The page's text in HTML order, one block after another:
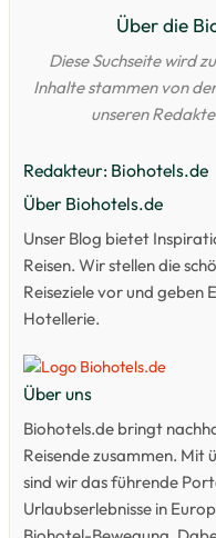
Über die
Diese Suchseite wird
Inhalte stammen von
unseren
Redakteur: Biohotels.de
Über Biohotels.de
Unser Blog bietet
Reisen. Wir stellen die
Reiseziele vor und geben
Hotellerie.
Über uns
Biohotels.de bringt
Reisende zusammen. Mit
sind wir das führende
Urlaubserlebnisse in